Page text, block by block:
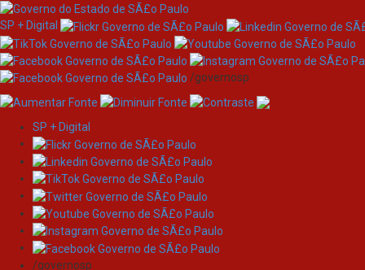
Skip
navigation
SP + Digital
/governosp
SP + Digital
/governosp
Search
Search: